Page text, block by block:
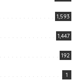
1,593
1,447
192
1